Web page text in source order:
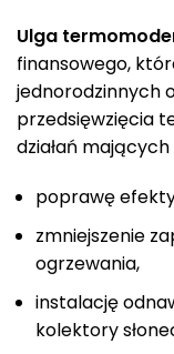
Ulga
finansowego,
jednorodzinnych
przedsięwzięcia
działań mających
poprawę
zmniejszenie
ogrzewania,
instalację
kolektory